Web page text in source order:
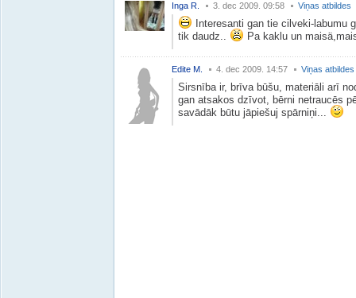
Inga R. 3. dec 2009. 09:58 Viņas atbildes
Interesanti gan tie cilveki-labumu
tik daudz..
Pa kaklu un
Edite M. 4. dec 2009. 14:57 Viņas atbildes
Sirsnība ir, brīva būšu, materiāli arī
gan atsakos dzīvot, bērni netraucēs
savādāk būtu jāpiešuj spārniņi...